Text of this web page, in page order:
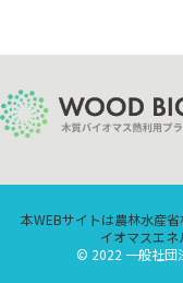
本WEBサイトは農林水産
イオマスエ
© 2022 一般社団